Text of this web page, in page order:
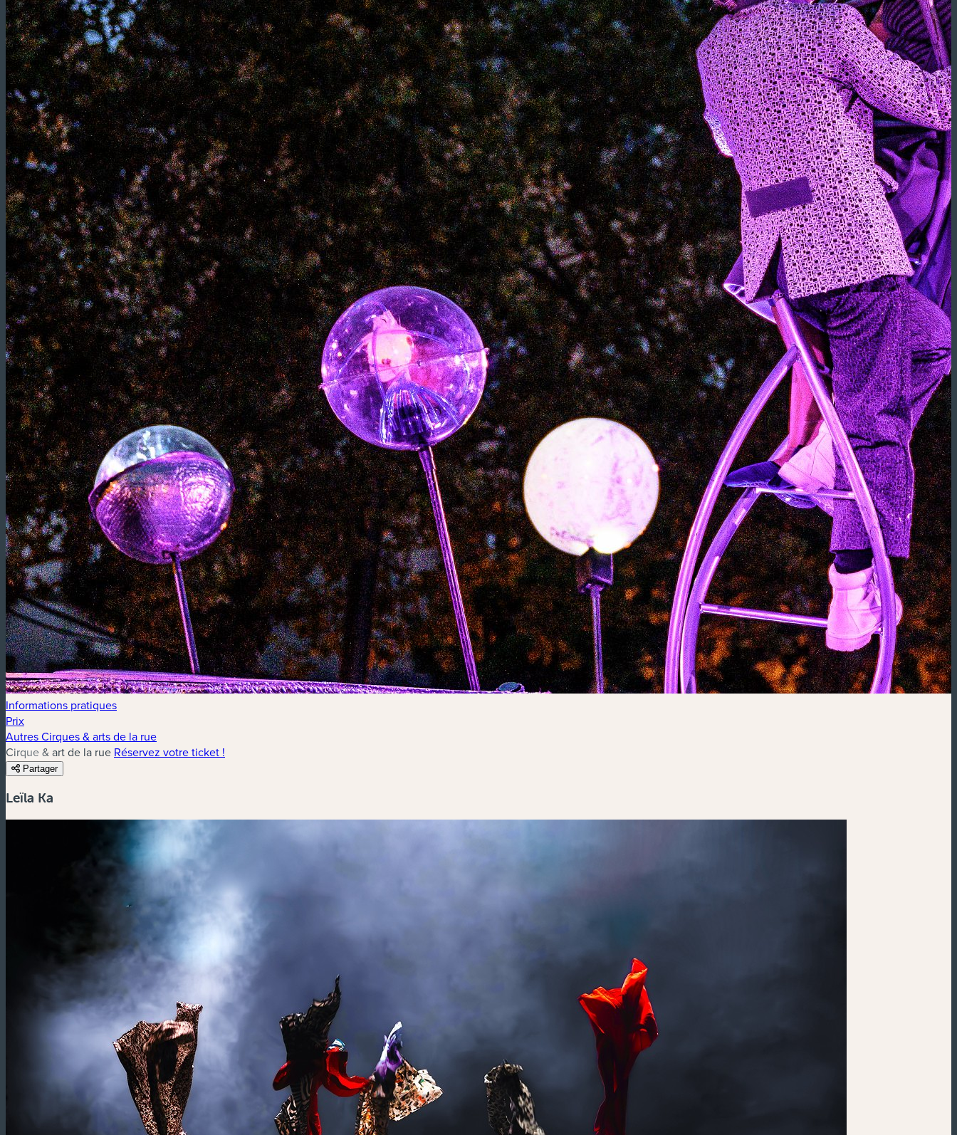
Informations pratiques
Prix
Autres Cirques & arts de la rue
Cirque & art de la rue Réservez votre ticket !
Partager
Leïla Ka